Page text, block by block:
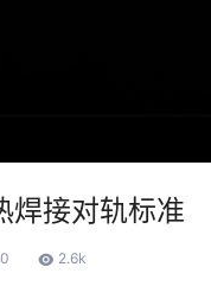
焊接对轨标准
0 2.6k